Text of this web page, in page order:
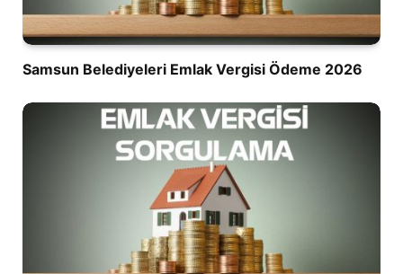
Samsun Belediyeleri Emlak Vergisi Ödeme 2026